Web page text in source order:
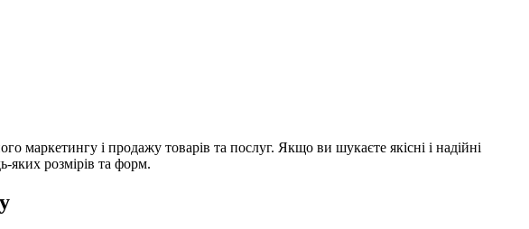
і продажу товарів та послуг. Якщо ви шукаєте якісні і надійні
яких розмірів та форм.